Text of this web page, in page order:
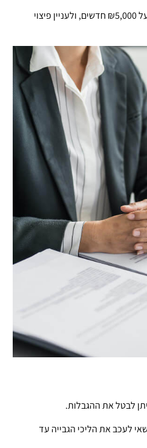
(4) החוב או החובות במצטבר של החייב, העומדים בתנאים הקבועים בפסקאות (2) ו-(3), עולים על ₪5,000 חדשים, ולעניין פיצוי
לבטל את ההגבלות.
לעכב את הליכי הגבייה עד